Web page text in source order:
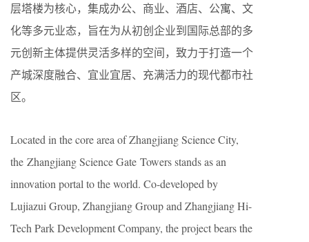
层塔楼为核心，集成办公、商业、酒店、公寓、文
化等多元业态，旨在为从初创企业到国际总部的多
元创新主体提供灵活多样的空间，致力于打造一个
产城深度融合、宜业宜居、充满活力的现代都市社
区。
Located in the core area of Zhangjiang Science City,
the Zhangjiang Science Gate Towers stands as an
innovation portal to the world. Co-developed by
Lujiazui Group, Zhangjiang Group and Zhangjiang Hi-
Tech Park Development Company, the project bears the